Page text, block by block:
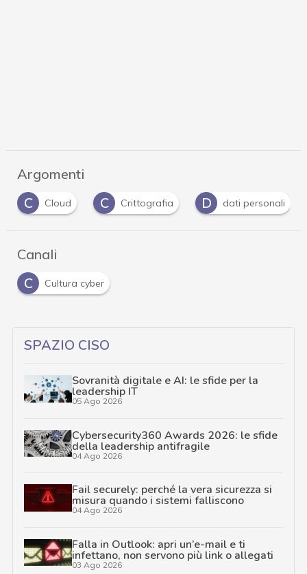
Argomenti
C
Crittografia D dati personali P password
Canali
C
Cultura cyber
SPAZIO CISO
Sovranità digitale e AI: le sfide per la
leadership IT
05 Ago 2026
Cybersecurity360 Awards 2026: le sfide
della leadership antifragile
04 Ago 2026
Fail securely: perché la vera sicurezza si
misura quando i sistemi falliscono
04 Ago 2026
Falla in Outlook: apri un’e-mail e ti
infettano, non servono più link o allegati
03 Ago 2026